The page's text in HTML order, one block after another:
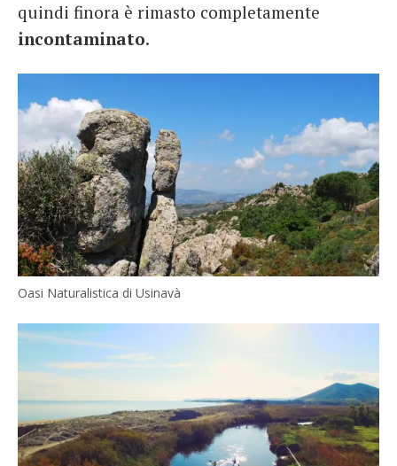
quindi finora è rimasto completamente
incontaminato.
Oasi Naturalistica di Usinavà